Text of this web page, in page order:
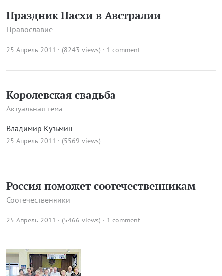
Праздник Пасхи в Австралии
Православие
25 Апрель 2011 · (8243 views) · 1 comment
Королевская свадьба
Актуальная тема
Владимир Кузьмин
25 Апрель 2011 · (5569 views)
Россия поможет соотечественникам
Соотечественники
25 Апрель 2011 · (5466 views) · 1 comment